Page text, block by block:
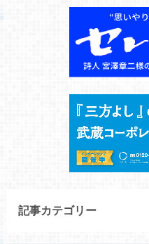
記事カテゴリー